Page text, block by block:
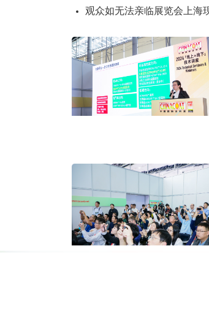
观众如无法亲临展览会上海